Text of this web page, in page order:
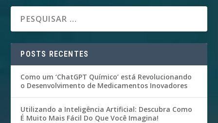
POSTS RECENTES
Como um ‘ChatGPT Químico’ está Revolucionando
o Desenvolvimento de Medicamentos Inovadores
Utilizando a Inteligência Artificial: Descubra Como
É Muito Mais Fácil Do Que Você Imagina!